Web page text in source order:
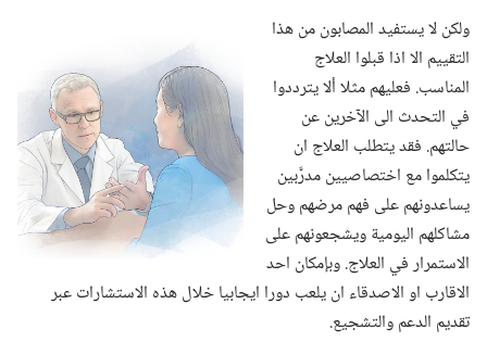
ولكن لا يستفيد المصابون من هذا
التقييم الا اذا قبلوا العلاج
المناسب.‏ فعليهم مثلا ألا يترددوا
في التحدث الى الآخرين عن
حالتهم.‏ فقد يتطلب العلاج ان
يتكلموا مع اختصاصيين مدرَّبين
يساعدونهم على فهم مرضهم وحل
مشاكلهم اليومية ويشجعونهم على
الاستمرار في العلاج.‏ وبإمكان احد
الاقارب او الاصدقاء ان يلعب دورا ايجابيا خلال هذه الاستشارات عبر
تقديم الدعم والتشجيع.‏